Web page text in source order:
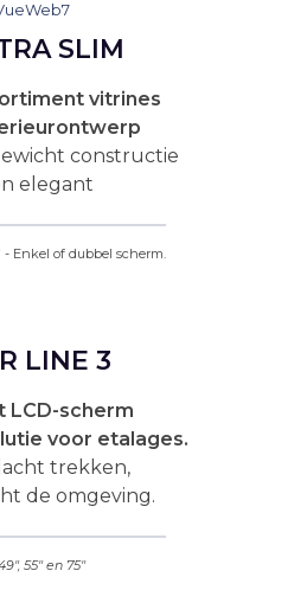
SLIM
vitrines
constructie
elegant
- Enkel of dubbel scherm.
LINE 3
LCD-scherm
voor etalages.
trekken,
de omgeving.
55" en 75"